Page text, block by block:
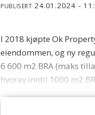
PUBLISERT 24.01.2024 -
I 2018 kjøpte Ok
eiendommen, og ny
6 600 m2 BRA (maks
hvorav inntil 1000 m2